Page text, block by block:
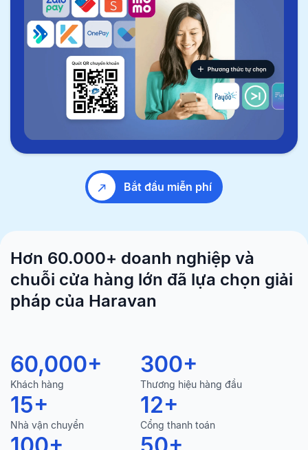
Bắt đầu miễn phí
Hơn 60.000+ doanh nghiệp và
chuỗi cửa hàng lớn đã lựa chọn giải
pháp của Haravan
60,000+
Khách hàng
300+
Thương hiệu hàng đầu
15+
Nhà vận chuyển
12+
Cổng thanh toán